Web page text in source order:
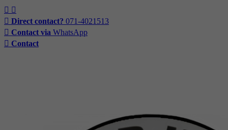
Direct contact? 071-4021513
Contact via WhatsApp
Contact